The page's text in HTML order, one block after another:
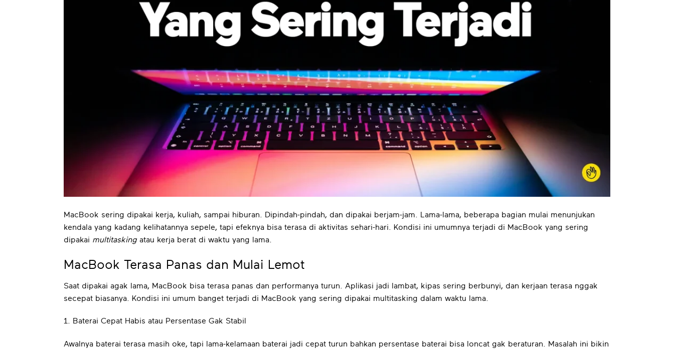
MacBook sering dipakai kerja, kuliah, sampai hiburan. Dipindah-pindah, dan dipakai berjam-jam. Lama-lama, beberapa bagian mulai menunjukan
kendala yang kadang kelihatannya sepele, tapi efeknya bisa terasa di aktivitas sehari-hari. Kondisi ini umumnya terjadi di MacBook yang sering
dipakai multitasking atau kerja berat di waktu yang lama.
MacBook Terasa Panas dan Mulai Lemot
Saat dipakai agak lama, MacBook bisa terasa panas dan performanya turun. Aplikasi jadi lambat, kipas sering berbunyi, dan kerjaan terasa nggak
secepat biasanya. Kondisi ini umum banget terjadi di MacBook yang sering dipakai multitasking dalam waktu lama.
1. Baterai Cepat Habis atau Persentase Gak Stabil
Awalnya baterai terasa masih oke, tapi lama-kelamaan baterai jadi cepat turun bahkan persentase baterai bisa loncat gak beraturan. Masalah ini bikin